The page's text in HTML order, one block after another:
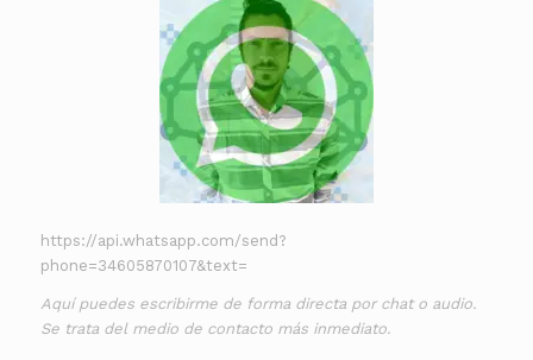
https://api.whatsapp.com/send?
phone=34605870107&text=
Aquí puedes escribirme de forma directa por chat o audio.
Se trata del medio de contacto más inmediato.